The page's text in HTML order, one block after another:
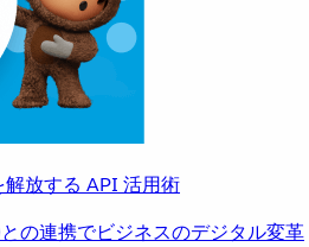
放する API 活用術
の連携でビジネスのデジタル変革